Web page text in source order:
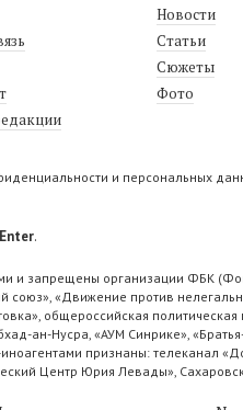
Новости
Статьи
Сюжеты
Фото
и персональных
.
и запрещены организации ФБК
«Движение против
общероссийская
ан-Нусра, «АУМ Синрике»,
признаны: телеканал
Центр Юрия Левады»,